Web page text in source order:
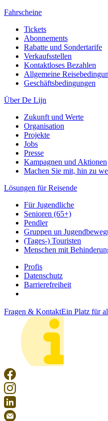
Fahrscheine
Tickets
Abonnements
Rabatte und Sondertarife
Verkaufsstellen
Kontaktloses Bezahlen
Allgemeine
Geschäftsbedingungen
Über De Lijn
Zukunft und Werte
Organisation
Projekte
Jobs
Presse
Kampagnen und Aktionen
Machen Sie mit, hin zu
Lösungen für Reisende
Für Jugendliche
Senioren (65+)
Pendler
Gruppen un
(Tages-) Touristen
Menschen mit
Profis
Datenschutz
Barrierefreiheit
Fragen & KontaktEin Platz für